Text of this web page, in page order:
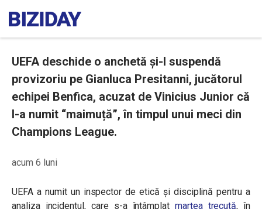
UEFA deschide o anchetă și-l suspendă
provizoriu pe Gianluca Presitanni, jucătorul
echipei Benfica, acuzat de Vinicius Junior că
l-a numit “maimuță”, în timpul unui meci din
Champions League.
acum 6 luni
UEFA a numit un inspector de etică și disciplină pentru a
analiza incidentul, care s-a întâmplat marțea trecută, în